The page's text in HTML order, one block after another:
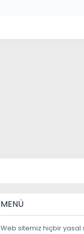
MENÜ
Web sitemiz hiçbir yasal